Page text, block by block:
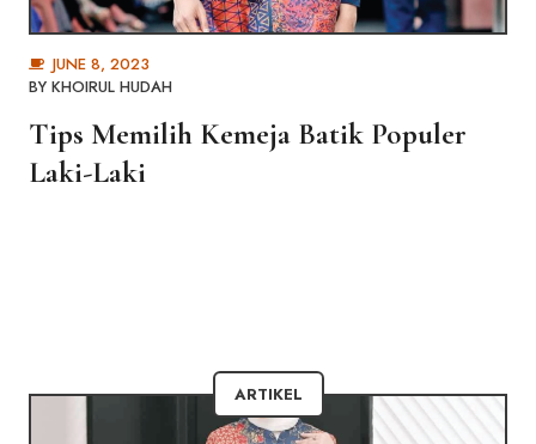
JUNE 8, 2023
BY KHOIRUL HUDAH
Tips Memilih Kemeja Batik Populer
Laki-Laki
ARTIKEL